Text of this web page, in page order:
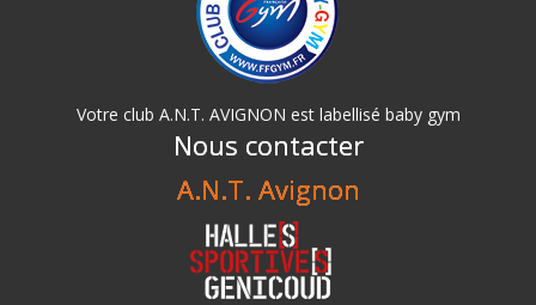
Votre club A.N.T. AVIGNON est labellisé baby gym
Nous contacter
A.N.T. Avignon